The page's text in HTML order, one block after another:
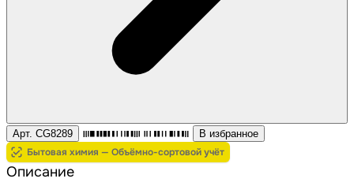
Арт. CG8289 В избранное
Бытовая химия — Объёмно-сортовой учёт
Описание